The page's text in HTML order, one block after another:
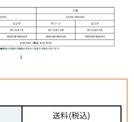
送料(税込)